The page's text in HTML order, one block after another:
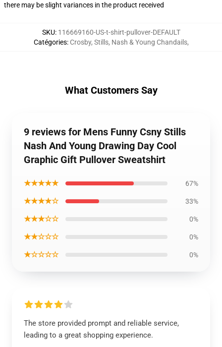
there may be slight variances in the product received
SKU: 116669160-US-t-shirt-pullover-DEFAULT
Catégories: Crosby, Stills, Nash & Young Chandails,
What Customers Say
9 reviews for Mens Funny Csny Stills
Nash And Young Drawing Day Cool
Graphic Gift Pullover Sweatshirt
★★★★★ 67%
★★★★☆ 33%
★★★☆☆ 0%
★★☆☆☆ 0%
★☆☆☆☆ 0%
The store provided prompt and reliable service,
leading to a great shopping experience.